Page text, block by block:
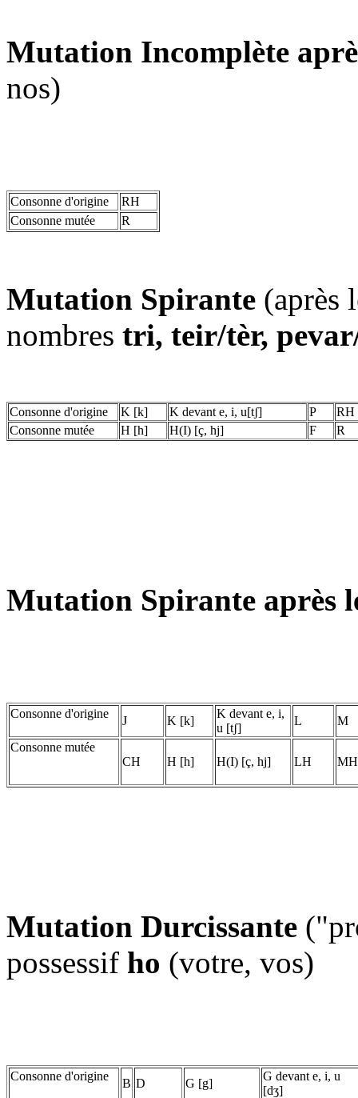
Mutation Incomplète
nos)
Consonne d'origine
RH
Consonne mutée
R
Mutation Spirante (après
nombres tri, teir/tèr,
Consonne d'origine K [k] K devant e, i, u[tʃ] P
RH
Consonne mutée
H [h] H(I) [ç, hj] F R
Mutation Spirante après
Consonne d'origine
J K [k]
K devant e, i,
u [tʃ]
L
M
Consonne mutée
CH
H [h] H(I) [ç, hj] LH MH
Mutation Durcissante
possessif ho (votre, vos)
Consonne d'origine
B D G [g]
G devant e, i, u
[dʒ]